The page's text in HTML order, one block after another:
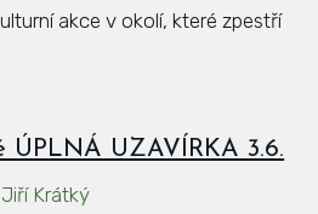
akce v okolí, které zpestří
ÚPLNÁ UZAVÍRKA 3.6.
Jiří Krátký